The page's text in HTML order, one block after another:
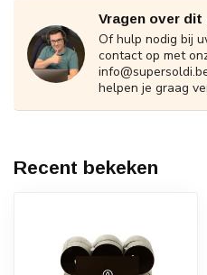
Vragen over
Of hulp nodig bij
contact op met
helpen je graag
Recent bekeken